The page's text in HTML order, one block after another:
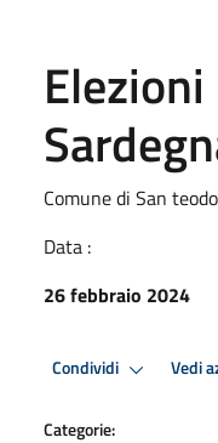
Comune di San
Data :
26 febbraio 2024
Condividi Vedi
Categorie: